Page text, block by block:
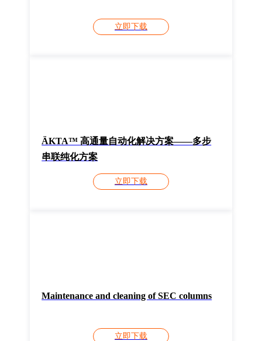
立即下载
ÄKTA™ 高通量自动化解决方案——多步
串联纯化方案
立即下载
Maintenance and cleaning of SEC columns
立即下载